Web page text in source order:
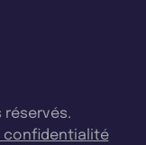
réservés.
confidentialité